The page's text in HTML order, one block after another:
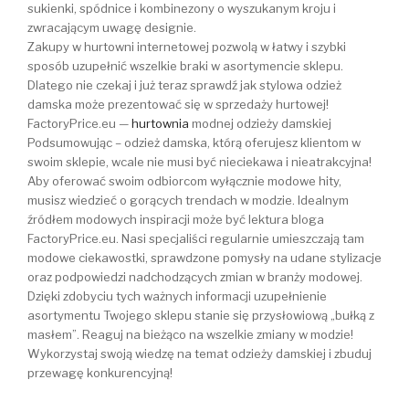
sukienki, spódnice i kombinezony o wyszukanym kroju i
zwracającym uwagę designie.
Zakupy w hurtowni internetowej pozwolą w łatwy i szybki
sposób uzupełnić wszelkie braki w asortymencie sklepu.
Dlatego nie czekaj i już teraz sprawdź jak stylowa odzież
damska może prezentować się w sprzedaży hurtowej!
FactoryPrice.eu —hurtownia modnej odzieży damskiej
Podsumowując – odzież damska, którą oferujesz klientom w
swoim sklepie, wcale nie musi być nieciekawa i nieatrakcyjna!
Aby oferować swoim odbiorcom wyłącznie modowe hity,
musisz wiedzieć o gorących trendach w modzie. Idealnym
źródłem modowych inspiracji może być lektura bloga
FactoryPrice.eu. Nasi specjaliści regularnie umieszczają tam
modowe ciekawostki, sprawdzone pomysły na udane stylizacje
oraz podpowiedzi nadchodzących zmian w branży modowej.
Dzięki zdobyciu tych ważnych informacji uzupełnienie
asortymentu Twojego sklepu stanie się przysłowiową „bułką z
masłem”. Reaguj na bieżąco na wszelkie zmiany w modzie!
Wykorzystaj swoją wiedzę na temat odzieży damskiej i zbuduj
przewagę konkurencyjną!